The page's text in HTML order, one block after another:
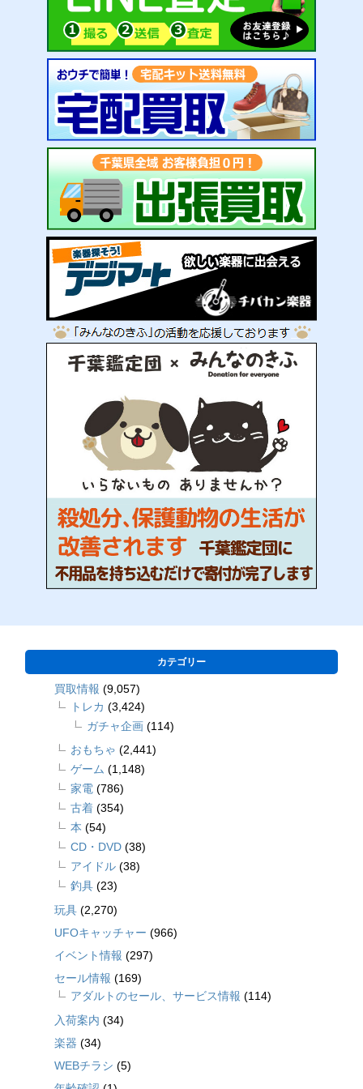
カテゴリー
買取情報 (9,057)
トレカ (3,424)
ガチャ企画 (114)
おもちゃ (2,441)
ゲーム (1,148)
家電 (786)
古着 (354)
本 (54)
CD・DVD (38)
アイドル (38)
釣具 (23)
玩具 (2,270)
UFOキャッチャー (966)
イベント情報 (297)
セール情報 (169)
アダルトのセール、サービス情報 (114)
入荷案内 (34)
楽器 (34)
WEBチラシ (5)